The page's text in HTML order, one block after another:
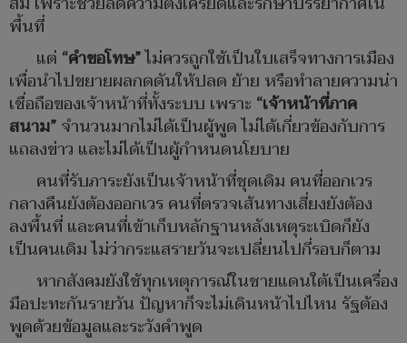
พื้นที่
แต่ “คำขอโทษ”ไม่ควรถูกใช้เป็นใบเสร็จทางการเมือง
เพื่อนำไปขยายผลกดดันให้ปลด ย้าย หรือทำลายความน่า
เชื่อถือของเจ้าหน้าที่ทั้งระบบ เพราะ “เจ้าหน้าที่ภาค
สนาม”จำนวนมากไม่ได้เป็นผู้พูด ไม่ได้เกี่ยวข้องกับการ
แถลงข่าว และไม่ได้เป็นผู้กำหนดนโยบาย
คนที่รับภาระยังเป็นเจ้าหน้าที่ชุดเดิม คนที่ออกเวร
กลางคืนยังต้องออกเวร คนที่ตรวจเส้นทางเสี่ยงยังต้อง
ลงพื้นที่ และคนที่เข้าเก็บหลักฐานหลังเหตุระเบิดก็ยัง
เป็นคนเดิม ไม่ว่ากระแสรายวันจะเปลี่ยนไปกี่รอบก็ตาม
หากสังคมยังใช้ทุกเหตุการณ์ในชายแดนใต้เป็นเครื่อง
มือปะทะกันรายวัน ปัญหาก็จะไม่เดินหน้าไปไหน รัฐต้อง
พูดด้วยข้อมูลและระวังคำพูด